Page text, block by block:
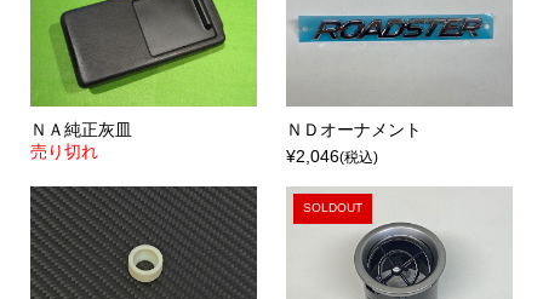
ＮＡ純正灰皿
売り切れ
ＮＤオーナメント
¥2,046(税込)
SOLDOUT